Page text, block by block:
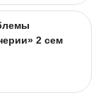
2 сем